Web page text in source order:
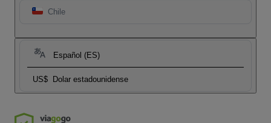
Chile
Español (ES)
US$ Dolar estadounidense